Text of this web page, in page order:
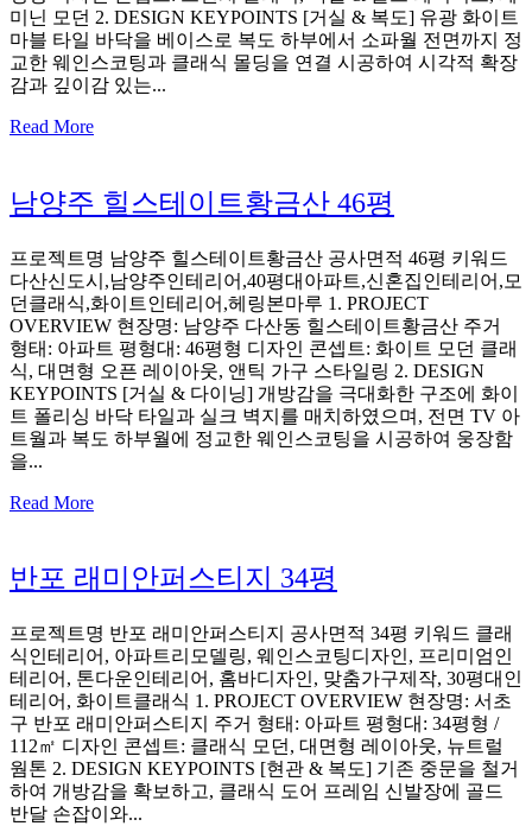
미닌 모던 2. DESIGN KEYPOINTS [거실 & 복도] 유광 화이트
마블 타일 바닥을 베이스로 복도 하부에서 소파월 전면까지 정
교한 웨인스코팅과 클래식 몰딩을 연결 시공하여 시각적 확장
감과 깊이감 있는...
Read More
남양주 힐스테이트황금산 46평
프로젝트명 남양주 힐스테이트황금산 공사면적 46평 키워드
다산신도시,남양주인테리어,40평대아파트,신혼집인테리어,모
던클래식,화이트인테리어,헤링본마루 1. PROJECT
OVERVIEW 현장명: 남양주 다산동 힐스테이트황금산 주거
형태: 아파트 평형대: 46평형 디자인 콘셉트: 화이트 모던 클래
식, 대면형 오픈 레이아웃, 앤틱 가구 스타일링 2. DESIGN
KEYPOINTS [거실 & 다이닝] 개방감을 극대화한 구조에 화이
트 폴리싱 바닥 타일과 실크 벽지를 매치하였으며, 전면 TV 아
트월과 복도 하부월에 정교한 웨인스코팅을 시공하여 웅장함
을...
Read More
반포 래미안퍼스티지 34평
프로젝트명 반포 래미안퍼스티지 공사면적 34평 키워드 클래
식인테리어, 아파트리모델링, 웨인스코팅디자인, 프리미엄인
테리어, 톤다운인테리어, 홈바디자인, 맞춤가구제작, 30평대인
테리어, 화이트클래식 1. PROJECT OVERVIEW 현장명: 서초
구 반포 래미안퍼스티지 주거 형태: 아파트 평형대: 34평형 /
112㎡ 디자인 콘셉트: 클래식 모던, 대면형 레이아웃, 뉴트럴
웜톤 2. DESIGN KEYPOINTS [현관 & 복도] 기존 중문을 철거
하여 개방감을 확보하고, 클래식 도어 프레임 신발장에 골드
반달 손잡이와...